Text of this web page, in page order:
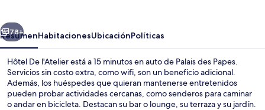
Siguiente
78+
ResumenHabitacionesUbicaciónPolíticas
Hôtel De l'Atelier está a 15 minutos en auto de Palais des Papes.
Servicios sin costo extra, como wifi, son un beneficio adicional.
Además, los huéspedes que quieran mantenerse entretenidos
pueden probar actividades cercanas, como senderos para caminar
o andar en bicicleta. Destacan su bar o lounge, su terraza y su jardín.